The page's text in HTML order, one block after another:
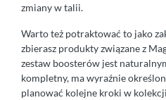
zmiany w talii.
Warto też potraktować to jako
zbierasz produkty związane z
zestaw boosterów jest
kompletny, ma wyraźnie
planować kolejne kroki w